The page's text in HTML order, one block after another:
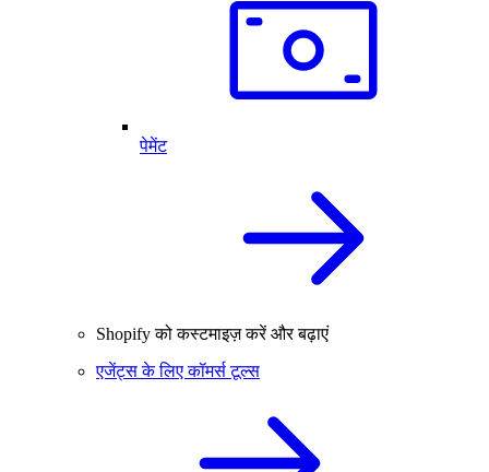
पेमेंट
Shopify को कस्टमाइज़ करें और बढ़ाएं
एजेंट्स के लिए कॉमर्स टूल्स